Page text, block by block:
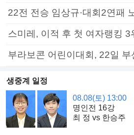
스미레, 이적 후 첫 여자랭킹 3
부라보콘 어린이대회, 22일
생중계 일정
08.08(토) 13:00
명인전 16강
최 정 vs 한승주